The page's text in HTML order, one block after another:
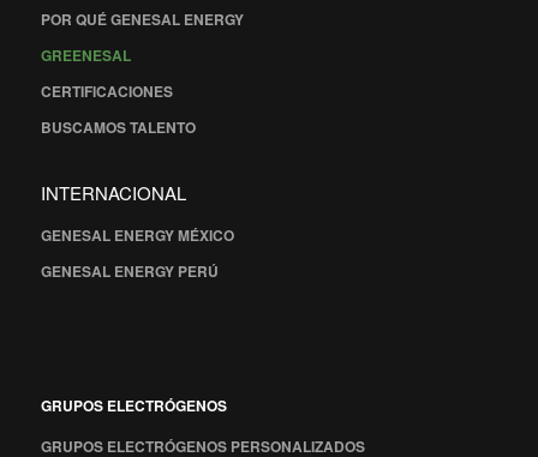
POR QUÉ GENESAL ENERGY
GREENESAL
CERTIFICACIONES
BUSCAMOS TALENTO
INTERNACIONAL
GENESAL ENERGY MÉXICO
GENESAL ENERGY PERÚ
GRUPOS ELECTRÓGENOS
GRUPOS ELECTRÓGENOS PERSONALIZADOS